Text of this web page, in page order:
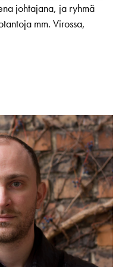
johtajana, ja ryhmä
mm. Virossa,